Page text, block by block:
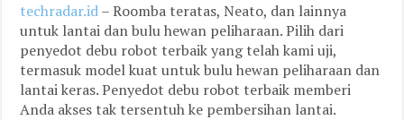
techradar.id– Roomba teratas, Neato, dan lainnya
untuk lantai dan bulu hewan peliharaan. Pilih dari
penyedot debu robot terbaik yang telah kami uji,
termasuk model kuat untuk bulu hewan peliharaan dan
lantai keras. Penyedot debu robot terbaik memberi
Anda akses tak tersentuh ke pembersihan lantai.